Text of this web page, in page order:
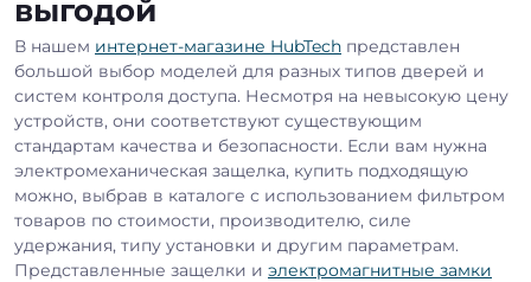
выгодой
В нашем интернет-магазине HubTech представлен
большой выбор моделей для разных типов дверей и
систем контроля доступа. Несмотря на невысокую цену
устройств, они соответствуют существующим
стандартам качества и безопасности. Если вам нужна
электромеханическая защелка, купить подходящую
можно, выбрав в каталоге с использованием фильтром
товаров по стоимости, производителю, силе
удержания, типу установки и другим параметрам.
Представленные защелки и электромагнитные замки